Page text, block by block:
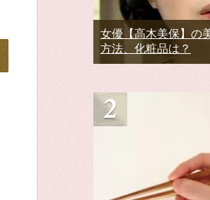
女優【高木美保】の
方法、化粧品は？